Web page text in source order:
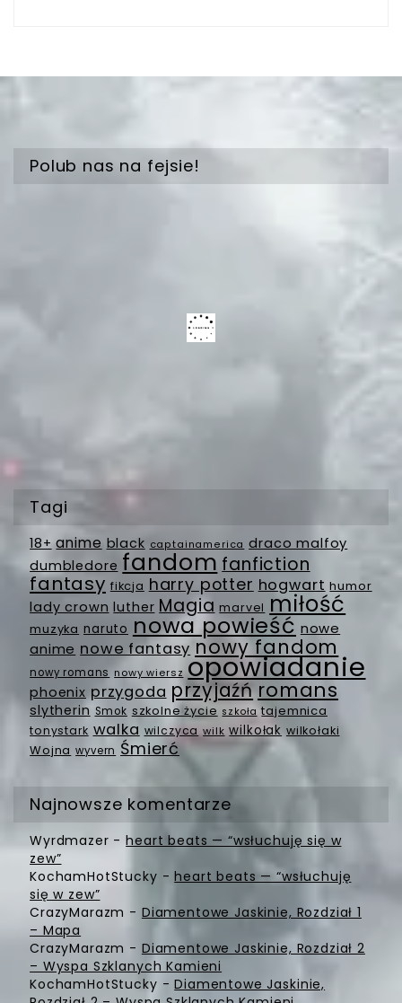
Polub nas na fejsie!
Tagi
18+ anime black captainamerica draco malfoy
dumbledore fandom fanfiction
fantasy fikcja harry potter hogwart humor
lady crown luther Magia marvel miłość
muzyka naruto nowa powieść nowe
anime nowe fantasy nowy fandom
nowy romans nowy wiersz opowiadanie
phoenix przygoda przyjaźń romans
slytherin Smok szkolne życie szkoła tajemnica
tonystark walka wilczyca wilk wilkołak wilkołaki
Wojna wyvern Śmierć
Najnowsze komentarze
Wyrdmazer -heart beats — “wsłuchuję się w
zew”
KochamHotStucky -heart beats — “wsłuchuję
się w zew”
CrazyMarazm - Diamentowe Jaskinie, Rozdział 1
– Mapa
CrazyMarazm - Diamentowe Jaskinie, Rozdział 2
– Wyspa Szklanych Kamieni
KochamHotStucky -Diamentowe Jaskinie,